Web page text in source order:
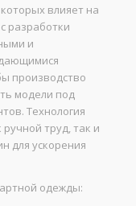
влияет на
разработки
и
производство
модели под
Технология
труд, так и
для ускорения
одежды: